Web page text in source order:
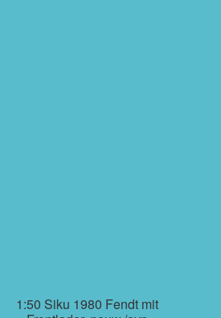
1:50 Siku 1980 Fendt mit